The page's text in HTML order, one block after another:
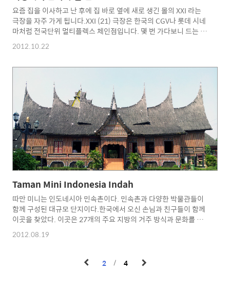
요즘 집을 이사하고 난 후에 집 바로 옆에 새로 생긴 몰의 XXI 라는
극장을 자주 가게 됩니다.XXI (21) 극장은 한국의 CGV나 롯데 시네
마처럼 전국단위 멀티플렉스 체인점입니다. 몇 번 가다보니 드는 느
낌... 처음 가신 분들은 당황할수 있는 상황들이 있습니다.극장에
10분쯤 먼저 도착해서 looper라는 영화를 티케팅을 했습니다.같은
피아, 주말 35,000 루피아 입니다. 한국돈으로 주말에 4천원 정도...
싸지요? ㅎㅎ 어쨋든 티케팅 후에 영화를 보려 자리에 앉았습니다.
영화가 시작되기 전 광고와 주의사항 영상 등을 보여주는 것은 한국
과 동일합니다. 영화가 ..
2012.10.22
Taman Mini Indonesia Indah
따만 미니는 인도네시아 민속촌이다. 민속촌과 다양한 박물관들이
함께 구성된 대규모 단지이다.한국에서 오신 손님과 친구들이 함께
이곳을 찾았다. 이곳은 27개의 주요 지방의 거주 방식과 문화를 보
고 체험할 수 있는 곳이다.규모가 상당한데다가 일일이 다 구경하려
면 많은 시간을 필요로 한다.민속촌 주변의 다양한 박물관과 놀이
하다. 처음으로 찾는 곳인 수마트라 남부 지역이다.대체로 사진들에
2012.08.19
2 4